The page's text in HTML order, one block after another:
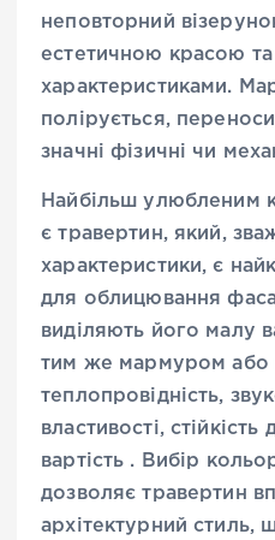
неповторний
естетичною красою
характеристиками.
полірується,
значні фізичні чи
Найбільш улюбленим
є травертин, який,
характеристики, є
для облицювання
виділяють його малу
тим же мармуром або
теплопровідність,
властивості,
вартість . Вибір
дозволяє травертин
архітектурний стиль,